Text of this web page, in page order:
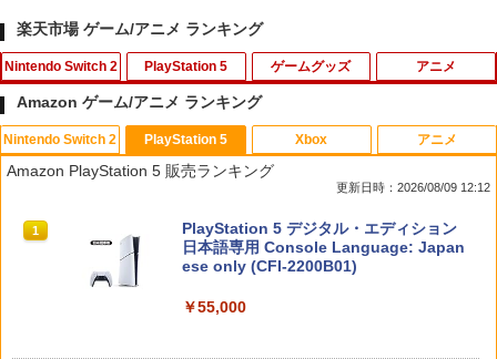
楽天市場 ゲーム/アニメ ランキング
Nintendo Switch 2
1
フロム・ソフトウェア 【封入特典付】
【Switch2】ELDEN RING Tarnished E
dition [POT-P-AAF6C NSW2 エルデン
￥8,290
PlayStation 5
1
シティーズ：スカイライン リマスター
ジャパン・スペシャル・エディション
RIDE 6
ゲームグッズ
1
【即納可能】【新品】おそ松さん トッテ
ィエプロン★アニメ『第3期』決定☆ア
￥500
【新品】おそ松さん 推し松トートバッグ
アニメ
1
【送料無料】劇場版「鬼滅の刃」無限城
編 第一章 猗窩座再来(通常版)【Blu-ra
y】/アニメーション[Blu-ray]【返品種別
￥4,400
Amazon ゲーム/アニメ ランキング
Nintendo Switch 2
1
スプラトゥーン レイダース|オンライン
コード版
PlayStation 5
Amazon PlayStation 5 販売ランキング
更新日時：2026/08/09 12:12
1
PlayStation 5 デジタル・エディション
日本語専用 Console Language: Japan
ese only (CFI-2200B01)
￥55,000
Xbox アニメ